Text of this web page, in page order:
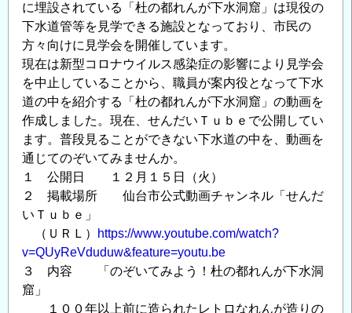
土
木
遺
産
講
演
会
「砂
防
ワ
イ
ン」
に埋設されている「杜の都れんが下水洞窟」は現役の
下水道管等を見学できる施設となっており、市民の
方々向けに見学会を開催しています。
現在は新型コロナウイルス感染症の影響により見学会
を中止していることから、職員が案内役となって下水
道の中を紹介する「杜の都れんが下水洞窟」の動画を
作成しました。現在、せんだいＴｕｂｅで公開してい
ます。普段見ることができない下水道の中を、動画を
通じてのぞいてみませんか。
１ 公開日 １２月１５日（火）
２ 掲載場所 仙台市公式動画チャンネル「せんだ
いＴｕｂｅ」
（ＵＲＬ）
https://www.youtube.com/watch?
v=QUyReVduduw&feature=youtu.be
３ 内容 「のぞいてみよう！杜の都れんが下水洞
窟」
１００年以上前に造られたレトロなれんが造りの